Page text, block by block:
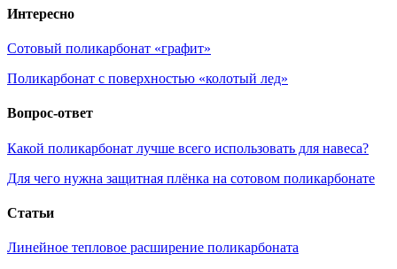
Интересно
Сотовый поликарбонат «графит»
Поликарбонат с поверхностью «колотый лед»
Вопрос-ответ
Какой поликарбонат лучше всего использовать для навеса?
Для чего нужна защитная плёнка на сотовом поликарбонате
Статьи
Линейное тепловое расширение поликарбоната